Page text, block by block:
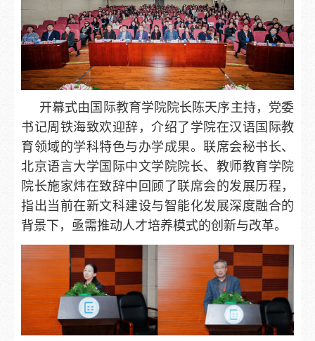
开幕式由国际教育学院院长陈天序主持，党委
书记周铁海致欢迎辞，介绍了学院在汉语国际教
育领域的学科特色与办学成果。联席会秘书长、
北京语言大学国际中文学院院长、教师教育学院
院长施家炜在致辞中回顾了联席会的发展历程，
指出当前在新文科建设与智能化发展深度融合的
背景下，亟需推动人才培养模式的创新与改革。